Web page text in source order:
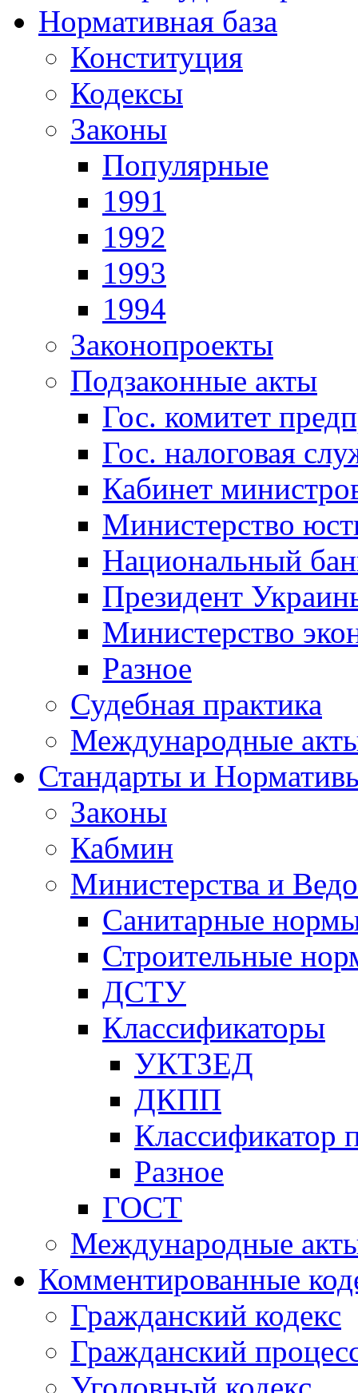
Нормативная база
Конституция
Кодексы
Законы
Популярные
1991
1992
1993
1994
Законопроекты
Подзаконные акты
Гос. комитет
Гос. налоговая
Кабинет
Министерство
Национальный
Президент
Министерство
Разное
Судебная практика
Международные
Стандарты и
Законы
Кабмин
Министерства и
Санитарные
Строительные
ДСТУ
Классификаторы
УКТЗЕД
ДКПП
Классификатор
Разное
ГОСТ
Международные
Комментированные
Гражданский кодекс
Гражданский